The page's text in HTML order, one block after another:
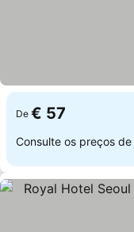
De € 57
Consulte os preços de